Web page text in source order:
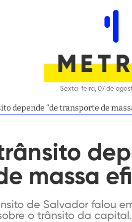
Sexta-feira, 07 de
depende "de transporte de
massa
de Salvador falou
o trânsito da